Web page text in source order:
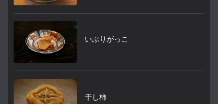
いぶりがっこ
干し柿